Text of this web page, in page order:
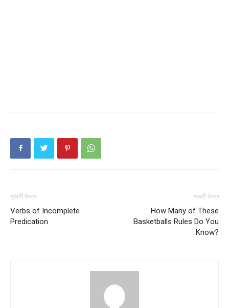
পূর্ববর্তী নিবন্ধ
Verbs of Incomplete
Predication
পরবর্তী নিবন্ধ
How Many of These
Basketballs Rules Do You
Know?